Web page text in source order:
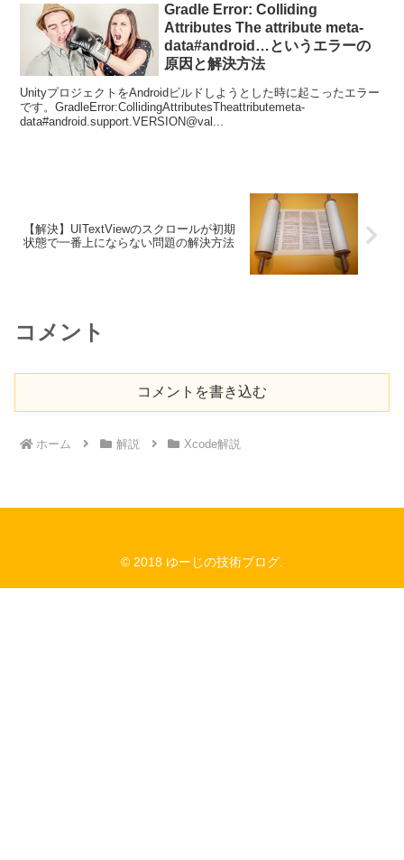
Gradle Error: Colliding
Attributes The attribute meta-
data#android…というエラーの
原因と解決方法
UnityプロジェクトをAndroidビルドしようとした時に起こったエラー
です。GradleError:CollidingAttributesTheattributemeta-
data#android.support.VERSION@val...
【解決】UITextViewのスクロールが初期
状態で一番上にならない問題の解決方法
コメント
コメントを書き込む
ホーム 解説 Xcode解説
© 2018 ゆーじの技術ブログ.